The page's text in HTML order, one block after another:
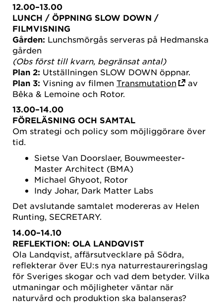
12.00–13.00
LUNCH / ÖPPNING SLOW DOWN /
FILMVISNING
Gården: Lunchsmörgås serveras på Hedmanska
gården
(Obs först till kvarn, begränsat antal)
Plan 2: Utställningen SLOW DOWN öppnar.
Plan 3: Visning av filmen Transmutation
av
Bêka & Lemoine och Rotor.
13.00–14.00
FÖRELÄSNING OCH SAMTAL
Om strategi och policy som möjliggörare över
tid.
Sietse Van Doorslaer, Bouwmeester-
Master Architect (BMA)
Michael Ghyoot, Rotor
Indy Johar, Dark Matter Labs
Det avslutande samtalet modereras av Helen
Runting, SECRETARY.
14.00–14.10
REFLEKTION: OLA LANDQVIST
Ola Landqvist, affärsutvecklare på Södra,
reflekterar över EU:s nya naturrestaureringslag
för Sveriges skogar och vad dem betyder. Vilka
utmaningar och möjligheter väntar när
naturvård och produktion ska balanseras?